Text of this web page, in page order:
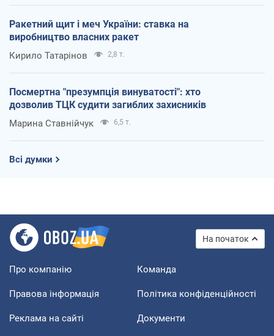
Ракетний щит і меч України: ставка на
виробництво власних ракет
Кирило Татарінов 2,8 т.
Посмертна "презумпція винуватості": хто
дозволив ТЦК судити загиблих захисників
Марина Ставнійчук 6,5 т.
Всі думки
На початок
Про компанію Команда
Правова інформація Політика конфіденційності
Реклама на сайті Документи